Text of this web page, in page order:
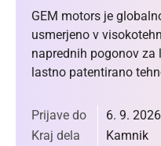
GEM motors je
usmerjeno v
naprednih pogonov
lastno patentirano
Prijave do 6. 9. 2026
Kraj dela Kamnik